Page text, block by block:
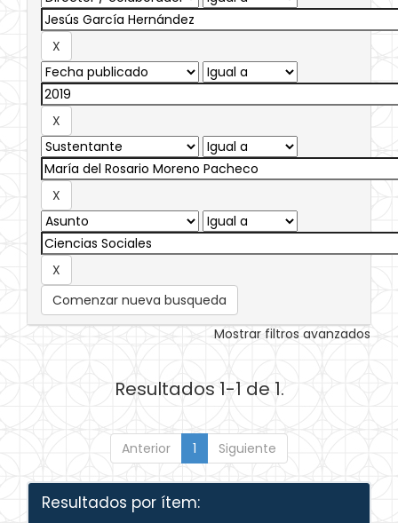
Comenzar nueva busqueda
Mostrar filtros avanzados
Resultados 1-1 de 1.
Anterior 1 Siguiente
Resultados por ítem: